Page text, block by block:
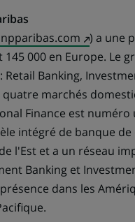
(Ce
lien
s'ouvre
dans
un
nouvel
onglet)
) a une
000 en Europe. Le
Banking,
marchés
Finance est
intégré de banque
l'Est et a un réseau
Banking et
dans les